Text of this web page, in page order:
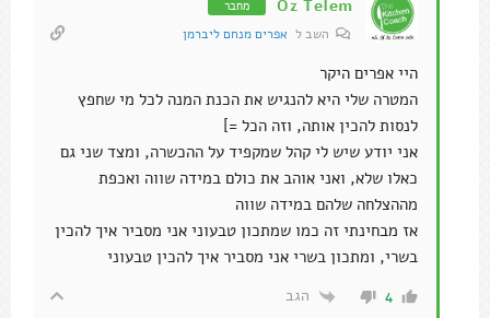
Oz Telem מחבר
השב ל אפרים מנחם ליברמן
היי אפרים היקר
המטרה שלי היא להנגיש את הכנת המנה לכל מי שחפץ
לנסות להכין אותה, וזה הכל =]
אני יודע שיש לי קהל שמקפיד על ההכשרה, ומצד שני גם
כאלו שלא, ואני אוהב את כולם במידה שווה ואכפת
מההצלחה שלהם במידה שווה
אז מבחינתי זה כמו שמתכון טבעוני אני מסביר איך להכין
בשרי, ומתכון בשרי אני מסביר איך להכין טבעוני
4 הגב